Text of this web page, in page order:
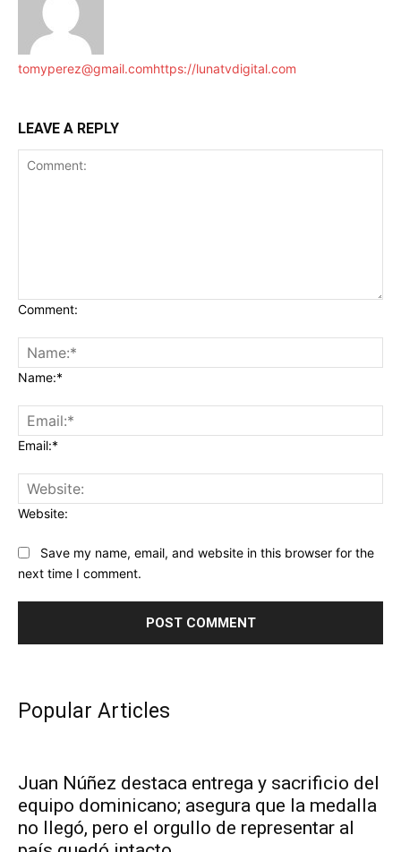
tomyperez@gmail.comhttps://lunatvdigital.com
LEAVE A REPLY
Comment:
Name:*
Email:*
Website:
Save my name, email, and website in this browser for the
next time I comment.
Popular Articles
Juan Núñez destaca entrega y sacrificio del
equipo dominicano; asegura que la medalla
no llegó, pero el orgullo de representar al